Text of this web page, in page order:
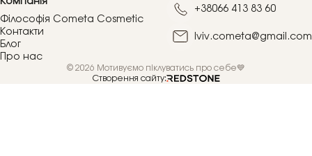
Філософія Cometa Cosmetic
Контакти
Блог
Про нас
+38066 413 83 60
lviv.cometa@gmail.com
© 2026 Мотивуємо піклуватись про себе💙
Створення сайту: